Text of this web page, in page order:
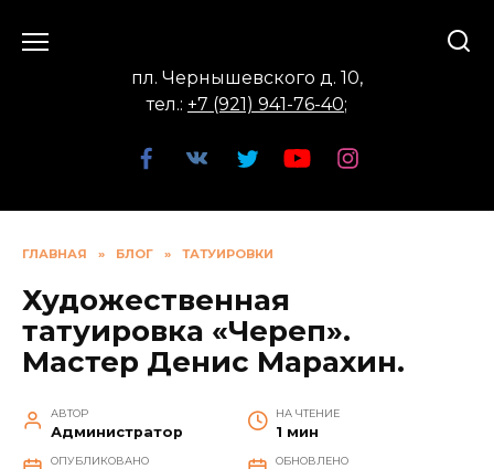
пл. Чернышевского д. 10,
тел.: +7 (921) 941-76-40;
ГЛАВНАЯ » БЛОГ » ТАТУИРОВКИ
Художественная
татуировка «Череп».
Мастер Денис Марахин.
АВТОР
Администратор
НА ЧТЕНИЕ
1 мин
ОПУБЛИКОВАНО ОБНОВЛЕНО